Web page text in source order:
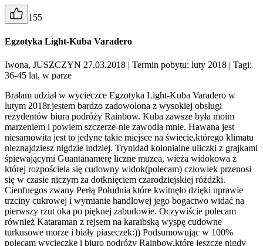
155
Egzotyka Light-Kuba Varadero
Iwona, JUSZCZYN 27.03.2018 | Termin pobytu: luty 2018 | Tagi:
36-45 lat, w parze
Brałam udział w wycieczce Egzotyka Light-Kuba Varadero w
lutym 2018r.jestem bardzo zadowolona z wysokiej obsługi
rezydentów biura podróży Rainbow. Kuba zawsze była moim
marzeniem i powiem szczerze-nie zawodła mnie. Hawana jest
niesamowita jest to jedyne takie miejsce na świecie,którego klimatu
nieznajdziesz nigdzie indziej. Trynidad kolonialne uliczki z grajkami
śpiewającymi Guantanamerę liczne muzea, wieża widokowa z
której rozpościela się cudowny widok(polecam) człowiek przenosi
się w czasie niczym za dotknięciem czarodziejskiej różdżki.
Cienfuegos zwany Perłą Południa które kwitnęło dzięki uprawie
trzciny cukrowej i wymianie handlowej jego bogactwo widać na
pierwszy rzut oka po pięknej zabudowie. Oczywiście polecam
również Kataraman z rejsem na karaibską wyspę cudowne
turkusowe morze i biały piaseczek:)) Podsumowując w 100%
polecam wycieczkę i biuro podróży Rainbow,które jeszcze nigdy